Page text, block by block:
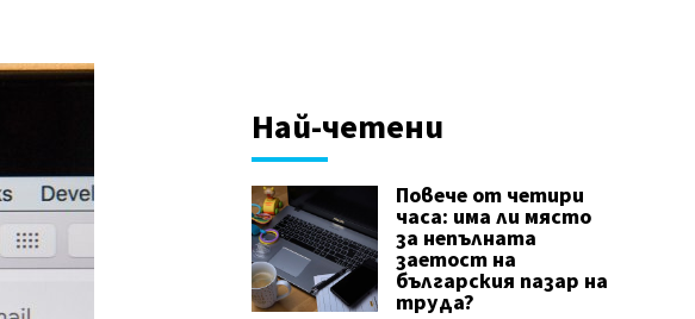
Най-четени
Повече от четири
часа: има ли място
за непълната
заетост на
българския пазар на
труда?